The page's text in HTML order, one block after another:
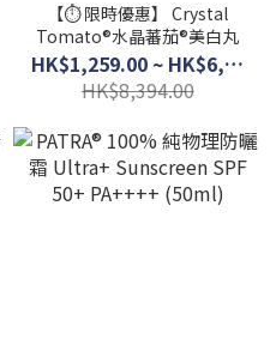
【⏱️ 限時優惠】 Crystal
Tomato®水晶蕃茄®美白丸
HK$1,259.00 ~ HK$6,714.00
HK$8,394.00